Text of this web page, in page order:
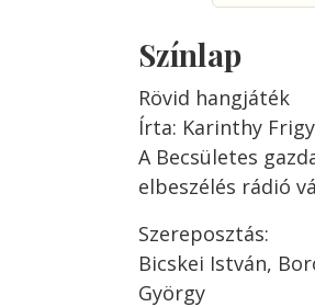
Színlap
Rövid hangjáték
Írta: Karinthy
A Becsületes
elbeszélés rádió
Szereposztás:
Bicskei István,
György